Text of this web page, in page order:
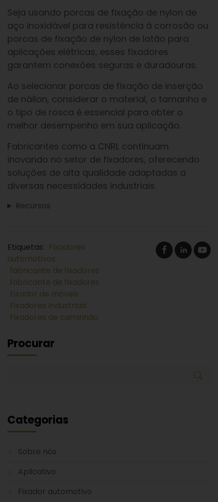
Seja usando porcas de fixação de nylon de
aço inoxidável para resistência à corrosão ou
porcas de fixação de nylon de latão para
aplicações elétricas, esses fixadores
garantem conexões seguras e duradouras.
Ao selecionar porcas de fixação de inserção
de náilon, considerar o material, o tamanho e
o tipo de rosca é essencial para obter o
melhor desempenho em sua aplicação.
Fabricantes como a CNRL continuam
inovando no setor de fixadores, oferecendo
soluções de alta qualidade adaptadas a
diversas necessidades industriais.
Recursos
Etiquetas: Fixadores
automotivos
fabricante de fixadores
fabricante de fixadores
Fixador de móveis
Fixadores Industriais
Fixadores de caminhão
Procurar
Categorias
Sobre nós
Aplicativo
Fixador automotivo